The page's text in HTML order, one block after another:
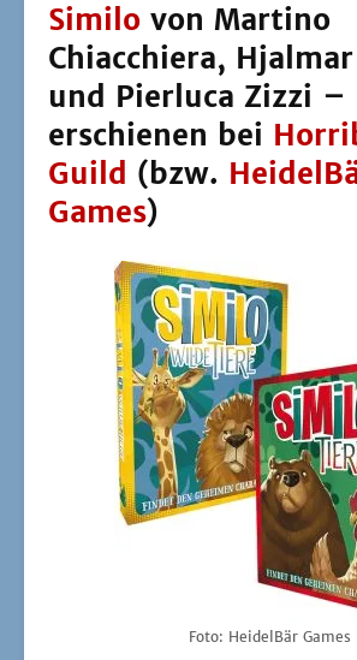
Similo von Martino
Chiacchiera,
und Pierluca Zizzi –
erschienen bei
Guild (bzw.
Games)
Foto: Hei­del­Bär Games